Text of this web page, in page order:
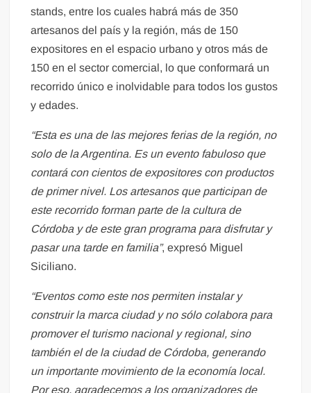
stands, entre los cuales habrá más de 350
artesanos del país y la región, más de 150
expositores en el espacio urbano y otros más de
150 en el sector comercial, lo que conformará un
recorrido único e inolvidable para todos los gustos
y edades.
“Esta es una de las mejores ferias de la región, no
solo de la Argentina. Es un evento fabuloso que
contará con cientos de expositores con productos
de primer nivel. Los artesanos que participan de
este recorrido forman parte de la cultura de
Córdoba y de este gran programa para disfrutar y
pasar una tarde en familia”, expresó Miguel
Siciliano.
“Eventos como este nos permiten instalar y
construir la marca ciudad y no sólo colabora para
promover el turismo nacional y regional, sino
también el de la ciudad de Córdoba, generando
un importante movimiento de la economía local.
Por eso, agradecemos a los organizadores de